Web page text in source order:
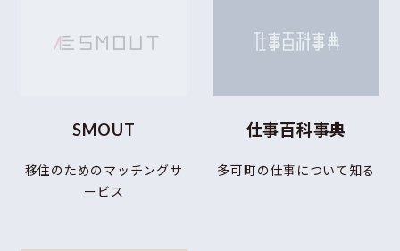
SMOUT
移住のためのマッチングサ
ービス
仕事百科事典
多可町の仕事について知る